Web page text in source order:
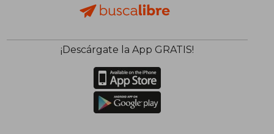
¡Descárgate la App GRATIS!